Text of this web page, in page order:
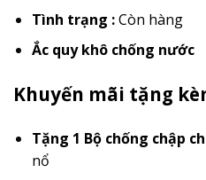
Tình trạng :Còn hàng
Ắc quy khô chống nước
Khuyến mãi tặng
Tặng 1 Bộ chống chập
nổ